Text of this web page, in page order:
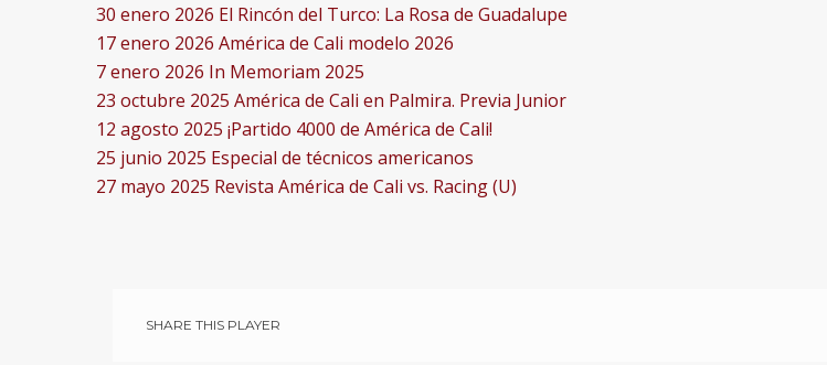
30 enero 2026 El Rincón del Turco: La Rosa de Guadalupe
17 enero 2026 América de Cali modelo 2026
7 enero 2026 In Memoriam 2025
23 octubre 2025 América de Cali en Palmira. Previa Junior
12 agosto 2025 ¡Partido 4000 de América de Cali!
25 junio 2025 Especial de técnicos americanos
27 mayo 2025 Revista América de Cali vs. Racing (U)
SHARE THIS PLAYER